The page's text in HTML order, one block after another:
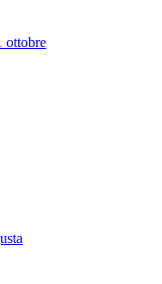
ottobre